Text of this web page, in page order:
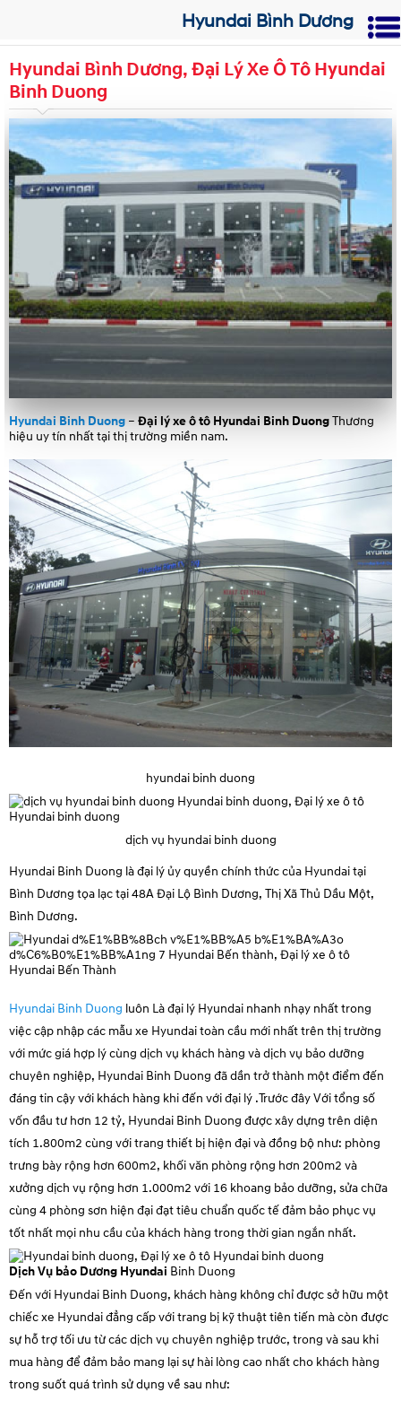
Hyundai Bình Dương
Hyundai Bình Dương, Đại Lý Xe Ô Tô Hyundai
Binh Duong
Hyundai Binh Duong – Đại lý xe ô tô Hyundai Binh DuongThương
hiệu uy tín nhất tại thị trường miền nam.
hyundai binh duong
dịch vụ hyundai binh duong
Hyundai Binh Duong là đại lý ủy quyền chính thức của Hyundai tại
Bình Dương tọa lạc tại 48A Đại Lộ Bình Dương, Thị Xã Thủ Dầu Một,
Bình Dương.
Hyundai Binh Duong luôn Là đại lý Hyundai nhanh nhạy nhất trong
việc cập nhập các mẫu xe Hyundai toàn cầu mới nhất trên thị trường
với mức giá hợp lý cùng dịch vụ khách hàng và dịch vụ bảo dưỡng
chuyên nghiệp, Hyundai Binh Duong đã dần trở thành một điểm đến
đáng tin cậy với khách hàng khi đến với đại lý .Trước đây Với tổng số
vốn đầu tư hơn 12 tỷ, Hyundai Binh Duong được xây dựng trên diện
tích 1.800m2 cùng với trang thiết bị hiện đại và đồng bộ như: phòng
trưng bày rộng hơn 600m2, khối văn phòng rộng hơn 200m2 và
xưởng dịch vụ rộng hơn 1.000m2 với 16 khoang bảo dưỡng, sửa chữa
cùng 4 phòng sơn hiện đại đạt tiêu chuẩn quốc tế đảm bảo phục vụ
tốt nhất mọi nhu cầu của khách hàng trong thời gian ngắn nhất.
Dịch Vụ bảo Dương Hyundai Binh Duong
Đến với Hyundai Binh Duong, khách hàng không chỉ được sở hữu một
chiếc xe Hyundai đẳng cấp với trang bị kỹ thuật tiên tiến mà còn được
sự hỗ trợ tối ưu từ các dịch vụ chuyên nghiệp trước, trong và sau khi
mua hàng để đảm bảo mang lại sự hài lòng cao nhất cho khách hàng
trong suốt quá trình sử dụng về sau như: